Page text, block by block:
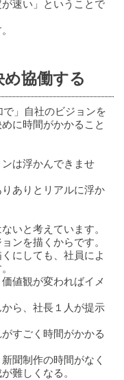
速い」ということで
協働する
」自社のビジョンを
に時間がかかること
は浮かんできませ
ありとリアルに浮か
いと考えています。
ンを描くからです。
にしても、社員によ
値観が変わればイメ
ら、社長１人が提示
すごく時間がかかる
聞制作の時間がなく
難しくなる。